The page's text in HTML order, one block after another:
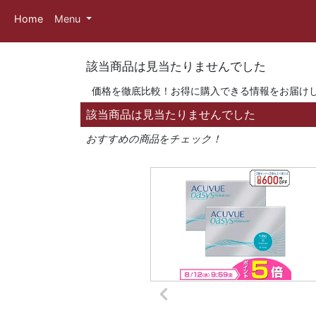
Home Menu
該当商品は見当たりませんでした
価格を徹底比較！お得に購入できる情報をお届け
該当商品は見当たりませんでした
おすすめの商品をチェック！